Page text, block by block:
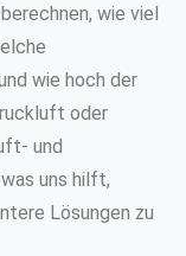
wie viel
wie hoch der
oder
und
uns hilft,
Lösungen zu